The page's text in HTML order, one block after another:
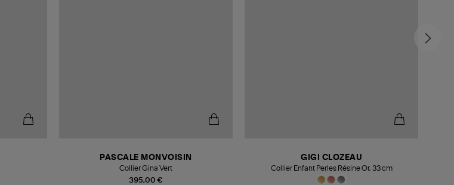
395,00 €
PASCALE MONVOISIN
Collier Gina Vert
GIGI CLOZEAU
Collier Enfant Perles Résine Or, 33 cm